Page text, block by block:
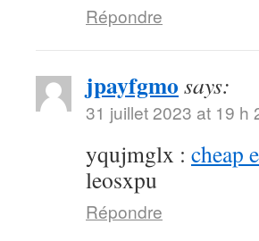
Répondre
jpayfgmo says:
31 juillet 2023 at 19 h
yqujmglx : cheap
leosxpu
Répondre